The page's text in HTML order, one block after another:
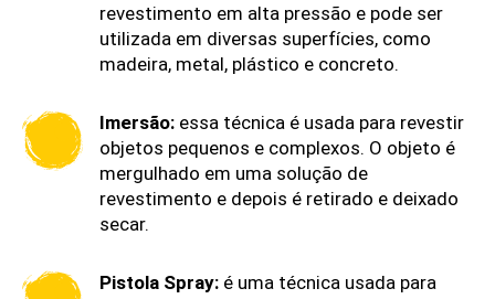
revestimento em alta pressão e pode ser
utilizada em diversas superfícies, como
madeira, metal, plástico e concreto.
Imersão: essa técnica é usada para revestir
objetos pequenos e complexos. O objeto é
mergulhado em uma solução de
revestimento e depois é retirado e deixado
secar.
Pistola Spray: é uma técnica usada para